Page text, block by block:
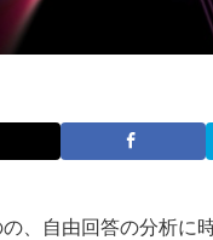
の、自由回答の分析